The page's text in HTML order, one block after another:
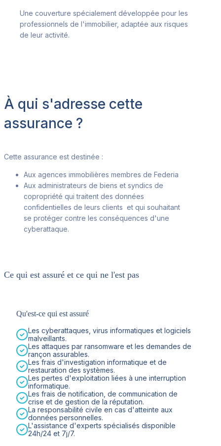
Une couverture spécialement développée pour les
professionnels de l'immobilier, adaptée aux risques
de leur activité.
À qui s'adresse cette
assurance ?
Cette assurance est destinée :
Aux agences immobilières membres de Federia
Aux administrateurs de biens et syndics de
copropriété qui traitent des données
confidentielles de leurs clients et qui souhaitant
se protéger contre les conséquences d'une
cyberattaque.
Ce qui est assuré et ce qui ne l'est pas
Qu'est-ce qui est assuré
Les cyberattaques, virus informatiques et logiciels
malveillants.
Les attaques par ransomware et les demandes de
rançon assurables.
Les frais d'investigation informatique et de
restauration des systèmes.
Les pertes d'exploitation liées à une interruption
informatique.
Les frais de notification, de communication de
crise et de gestion de la réputation.
La responsabilité civile en cas d'atteinte aux
données personnelles.
L'assistance d'experts spécialisés disponible
24h/24 et 7j/7.